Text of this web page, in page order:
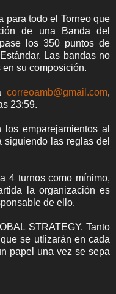
para todo el Torneo que
de una Banda del
los 350 puntos de
Las bandas no
su composición.
correoamb@gmail.com,
23:59.
emparejamientos al
las reglas del
4 turnos como mínimo,
la organización es
de ello.
STRATEGY. Tanto
se utlizarán en cada
papel una vez se sepa